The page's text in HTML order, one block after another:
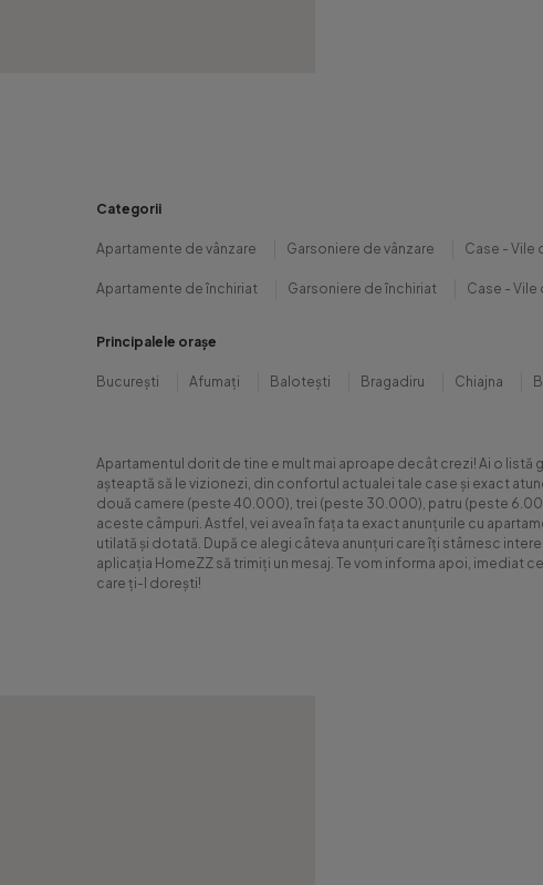
Categorii
Apartamente de vânzare Garsoniere de vânzare Case - Vile
Apartamente de închiriat Garsoniere de închiriat Case - Vile
Principalele orașe
București Afumați Balotești Bragadiru Chiajna
Apartamentul dorit de tine e mult mai aproape decât crezi! Ai o listă
așteaptă să le vizionezi, din confortul actualei tale case și exact
două camere (peste 40.000), trei (peste 30.000), patru (peste
aceste câmpuri. Astfel, vei avea în fața ta exact anunțurile cu
utilată și dotată. După ce alegi câteva anunțuri care îți stârnesc
aplicația HomeZZ să trimiți un mesaj. Te vom informa apoi, imediat
care ți-l dorești!